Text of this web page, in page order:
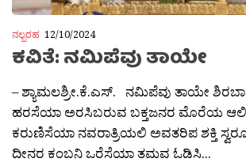
ನಲ್ಬರಹ 12/10/2024
ಕವಿತೆ: ನಮಿಪೆವು ತಾಯೇ
– ಶ್ಯಾಮಲಶ್ರೀ.ಕೆ.ಎಸ್. ನಮಿಪೆವು ತಾಯೇ
ಹರಸೆಯಾ ಅರಸಿಬರುವ ಬಕ್ತಜನರ ಮೊರೆಯ
ಕರುಣಿಸೆಯಾ ನವರಾತ್ರಿಯಲಿ ಅವತರಿಪ ಶಕ್ತಿ
ದೀನರ ಕಂಬನಿ ಒರೆಸೆಯಾ ತಮವ ಓಡಿಸಿ...